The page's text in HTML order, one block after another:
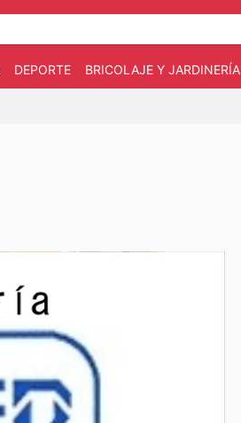
DEPORTE BRICOLAJE Y JARDINERÍA